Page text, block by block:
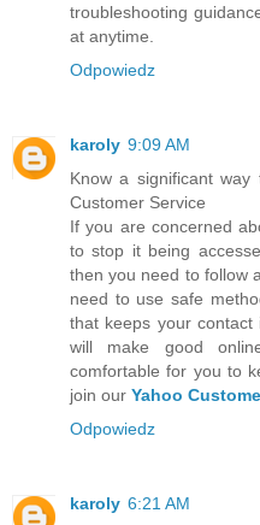
troubleshooting
at anytime.
Odpowiedz
karoly 9:09 AM
Know a significant
Customer Service
If you are concerned
to stop it being
then you need to follow
need to use safe
that keeps your
will make good
comfortable for you to
join our Yahoo
Odpowiedz
karoly 6:21 AM